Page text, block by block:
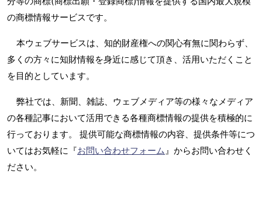
の商標情報サービスです。
本ウェブサービスは、知的財産権への関心有無に関わらず、
多くの方々に知財情報を身近に感じて頂き、活用いただくこと
を目的としています。
弊社では、新聞、雑誌、ウェブメディア等の様々なメディア
の各種記事において活用できる各種商標情報の提供を積極的に
行っております。 提供可能な商標情報の内容、提供条件等につ
いてはお気軽に『お問い合わせフォーム』からお問い合わせく
ださい。